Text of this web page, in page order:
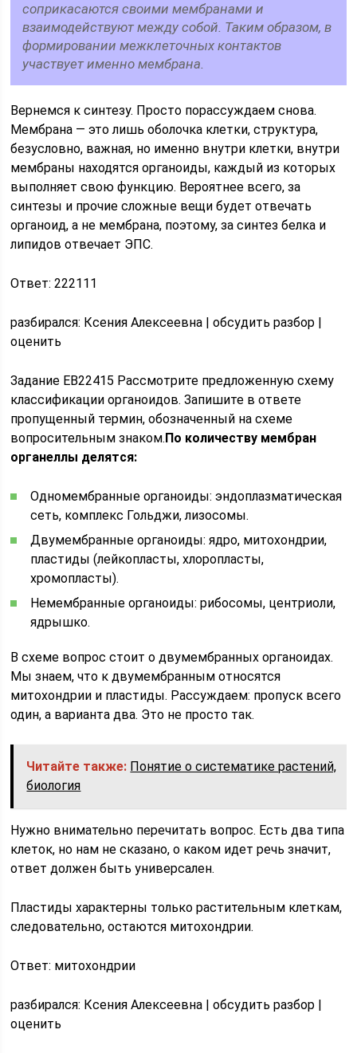
соприкасаются своими мембранами и
взаимодействуют между собой. Таким образом, в
формировании межклеточных контактов
участвует именно мембрана.
Вернемся к синтезу. Просто порассуждаем снова.
Мембрана — это лишь оболочка клетки, структура,
безусловно, важная, но именно внутри клетки, внутри
мембраны находятся органоиды, каждый из которых
выполняет свою функцию. Вероятнее всего, за
синтезы и прочие сложные вещи будет отвечать
органоид, а не мембрана, поэтому, за синтез белка и
липидов отвечает ЭПC.
Ответ: 222111
pазбирался: Ксения Алексеевна | обсудить разбор |
оценить
Задание EB22415 Рассмотрите предложенную схему
классификации органоидов. Запишите в ответе
пропущенный термин, обозначенный на схеме
вопросительным знаком.По количеству мембран
органеллы делятся:
Одномембранные органоиды: эндоплазматическая
сеть, комплекс Гольджи, лизосомы.
Двумембранные органоиды: ядро, митохондрии,
пластиды (лейкопласты, хлоропласты,
хромопласты).
Немембранные органоиды: рибосомы, центриоли,
ядрышко.
В схеме вопрос стоит о двумембранных органоидах.
Мы знаем, что к двумембранным относятся
митохондрии и пластиды. Рассуждаем: пропуск всего
один, а варианта два. Это не просто так.
Читайте также: Понятие о систематике растений,
биология
Нужно внимательно перечитать вопрос. Есть два типа
клеток, но нам не сказано, о каком идет речь значит,
ответ должен быть универсален.
Пластиды характерны только растительным клеткам,
следовательно, остаются митохондрии.
Ответ: митохондрии
pазбирался: Ксения Алексеевна | обсудить разбор |
оценить